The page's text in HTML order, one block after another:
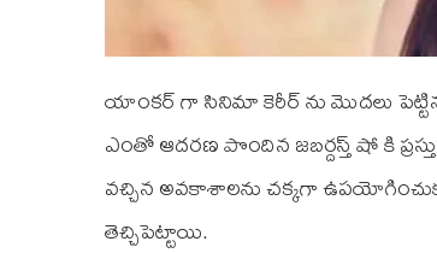
యాంకర్ గా సినిమా కెరీర్ ను మొదలు పెట్టిన
ఎంతో ఆదరణ పొందిన జబర్దస్త్ షో కి
వచ్చిన అవకాశాలను చక్కగా
తెచ్చిపెట్టాయి.